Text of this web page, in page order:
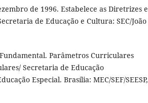
de 1996. Estabelece as Diretrizes e
de Educação e Cultura: SEC/João
Fundamental. Parâmetros Curriculares
Secretaria de Educação
Especial. Brasília: MEC/SEF/SEESP,